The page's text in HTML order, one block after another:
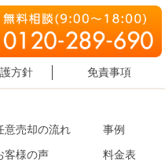
方針 免責事項
意売却の流れ 事例
客様の声 料金表